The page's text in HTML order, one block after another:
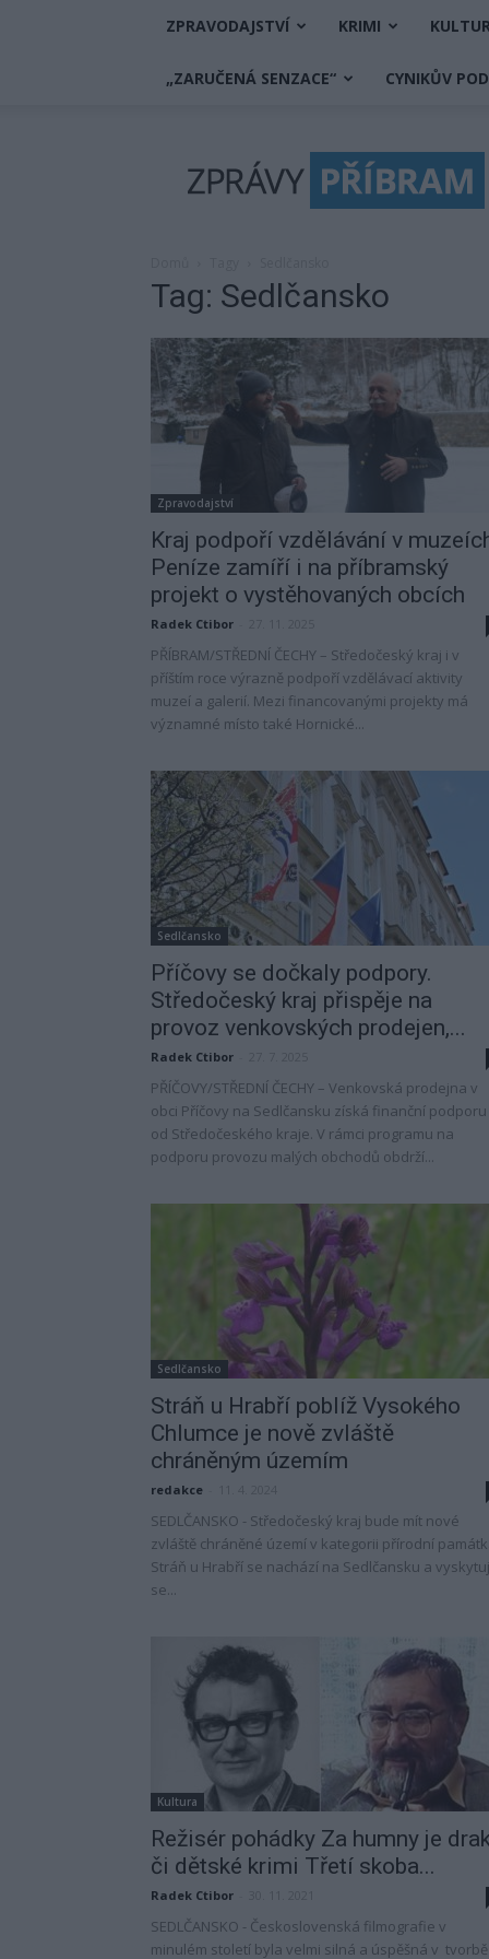
ZPRAVODAJSTVÍ KRIMI
„ZARUČENÁ SENZACE“ CYNIKŮV
Příbram
Tag: Sedlčansko
Zpravodajství
Kraj podpoří vzdělávání v
Peníze zamíří i na příbramský
projekt o vystěhovaných obcích
Radek Ctibor
PŘÍBRAM/STŘEDNÍ ČECHY – Středočeský kraj i v
příštím roce výrazně podpoří vzdělávací aktivity
muzeí a galerií. Mezi financovanými projekty má
významné místo také Hornické...
Sedlčansko
Příčovy se dočkaly podpory.
Středočeský kraj přispěje na
provoz venkovských prodejen,...
Radek Ctibor
PŘÍČOVY/STŘEDNÍ ČECHY – Venkovská prodejna v
obci Příčovy na Sedlčansku získá finanční podporu
od Středočeského kraje. V rámci programu na
podporu provozu malých obchodů obdrží...
Sedlčansko
Stráň u Hrabří poblíž Vysokého
Chlumce je nově zvláště
chráněným územím
redakce
SEDLČANSKO - Středočeský kraj bude mít nové
zvláště chráněné území v kategorii přírodní
Stráň u Hrabří se nachází na Sedlčansku a
se...
Kultura
Režisér pohádky Za humny je
či dětské krimi Třetí skoba...
Radek Ctibor
SEDLČANSKO - Československá filmografie v
minulém století byla velmi silná a úspěšná v tvorbě